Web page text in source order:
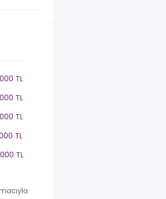
TL
TL
TL
TL
TL